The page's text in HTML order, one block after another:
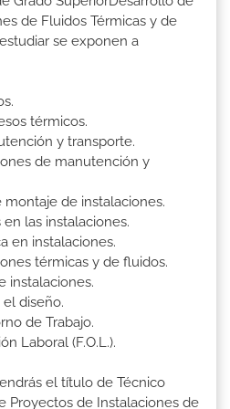
de Fluidos Térmicas y de
se exponen a
térmicos.
y transporte.
de manutención y
de instalaciones.
las instalaciones.
en instalaciones.
térmicas y de fluidos.
instalaciones.
diseño.
de Trabajo.
Laboral (F.O.L.).
el título de Técnico
Proyectos de Instalaciones de